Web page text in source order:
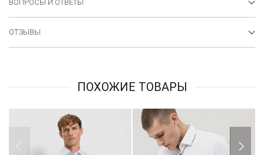
ВОПРОСЫ И ОТВЕТЫ
ОТЗЫВЫ
ПОХОЖИЕ ТОВАРЫ